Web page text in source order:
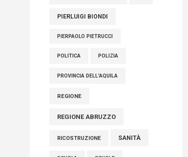
PIERLUIGI BIONDI
PIERPAOLO PIETRUCCI
POLITICA POLIZIA
PROVINCIA DELL'AQUILA
REGIONE
REGIONE ABRUZZO
RICOSTRUZIONE SANITÀ